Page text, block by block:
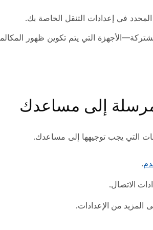
في إعدادات التنقل الخاصة بك.
—الأجهزة التي يتم تكوين ظهور
إلى مساعدك
التي يجب توجيهها إلى مساعدك.
.
الاتصال.
المزيد من الإعدادات.